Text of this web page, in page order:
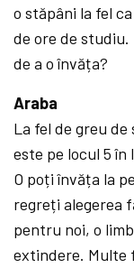
o stăpâni la fel
de ore de
de a o învăța?
Araba
La fel de greu
este pe locul 5
O poți învăța la
regreți alegerea
pentru noi, o
extindere. Multe